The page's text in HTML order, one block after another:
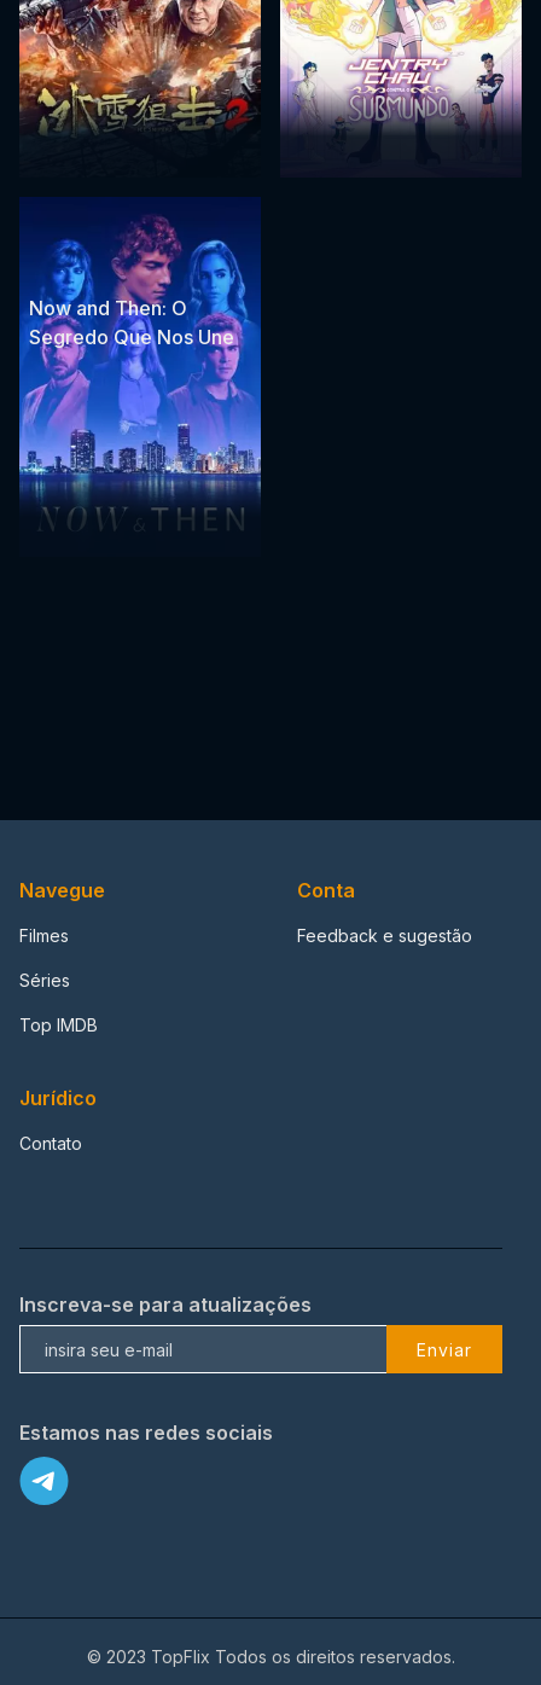
Now and Then: O
Segredo Que Nos Une
Navegue
Filmes
Séries
Top IMDB
Conta
Feedback e sugestão
Jurídico
Contato
Inscreva-se para atualizações
Enviar
Estamos nas redes sociais
© 2023 TopFlix Todos os direitos reservados.